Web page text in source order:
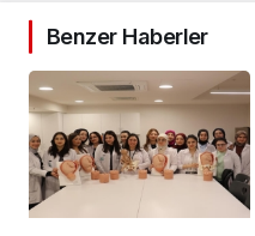
Benzer Haberler